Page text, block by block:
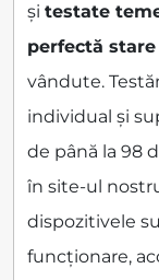
și testate
perfectă
vândute.
individual și
de până la 98
în site-ul
dispozitivele
funcționare,